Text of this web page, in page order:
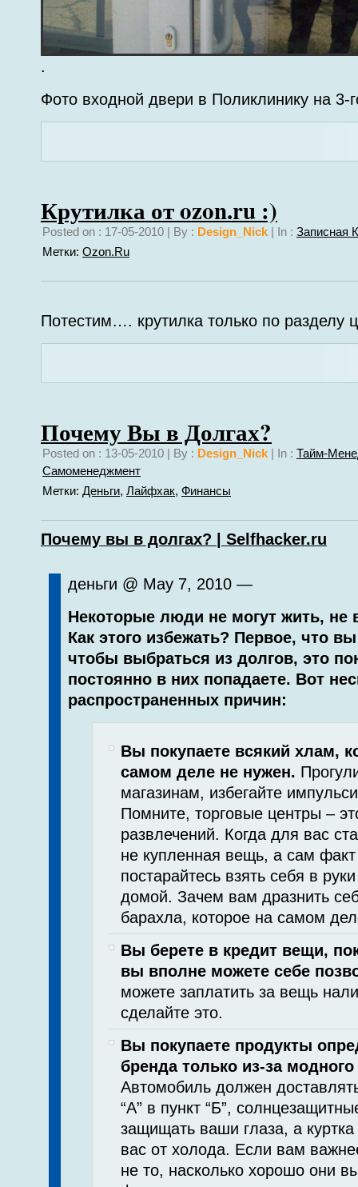
.
Фото входной двери в Поликлинику на 3-
Крутилка от ozon.ru :)
Posted on : 17-05-2010 | By : Design_Nick | In : Записная
Метки: Ozon.ru
Потестим…. крутилка только по разделу
Почему Вы в Долгах?
Posted on : 13-05-2010 | By : Design_Nick | In : Тайм-
Самоменеджмент
Метки: Деньги, Лайфхак, Финансы
Почему вы в долгах? | Selfhacker.ru
деньги @ May 7, 2010 —
Некоторые люди не могут жить, не
Как этого избежать? Первое, что
чтобы выбраться из долгов, это
постоянно в них попадаете. Вот
распространенных причин:
Вы покупаете всякий хлам,
самом деле не нужен.
магазинам, избегайте
Помните, торговые центры –
развлечений. Когда для вас
не купленная вещь, а сам факт
постарайтесь взять себя в
домой. Зачем вам дразнить
барахла, которое на самом
Вы берете в кредит вещи,
вы вполне можете себе
можете заплатить за вещь
сделайте это.
Вы покупаете продукты
бренда только из-за модного
Автомобиль должен
“А” в пункт “Б”,
защищать ваши глаза, а
вас от холода. Если вам
не то, насколько хорошо они